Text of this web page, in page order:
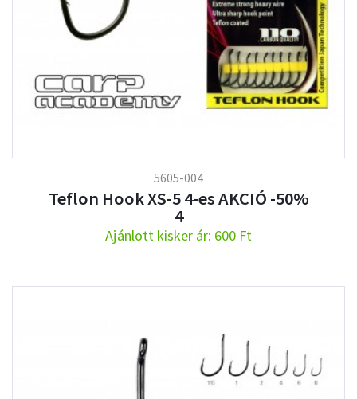
5605-004
Teflon Hook XS-5 4-es AKCIÓ -50%
4
Ajánlott kisker ár: 600 Ft